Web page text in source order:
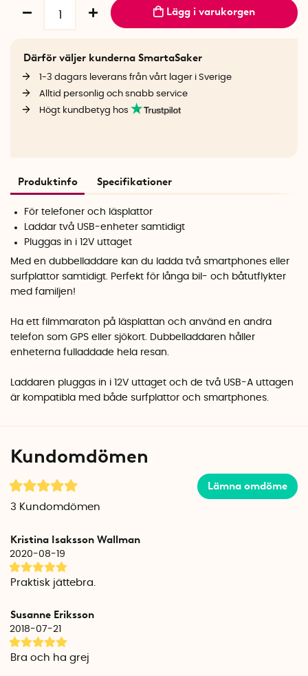
Lägg i varukorgen
Därför väljer kunderna SmartaSaker
1-3 dagars leverans från vårt lager i Sverige
Alltid personlig och snabb service
Högt kundbetyg hos
Produktinfo Specifikationer
För telefoner och läsplattor
Laddar två USB-enheter samtidigt
Pluggas in i 12V uttaget
Med en dubbelladdare kan du ladda två smartphones eller
surfplattor samtidigt. Perfekt för långa bil- och båtutflykter
med familjen!
Ha ett filmmaraton på läsplattan och använd en andra
telefon som GPS eller sjökort. Dubbelladdaren håller
enheterna fulladdade hela resan.
Laddaren pluggas in i 12V uttaget och de två USB-A uttagen
är kompatibla med både surfplattor och smartphones.
Kundomdömen
Lämna omdöme
3 Kundomdömen
Kristina Isaksson Wallman
2020-08-19
Praktisk jättebra.
Susanne Eriksson
2018-07-21
Bra och ha grej